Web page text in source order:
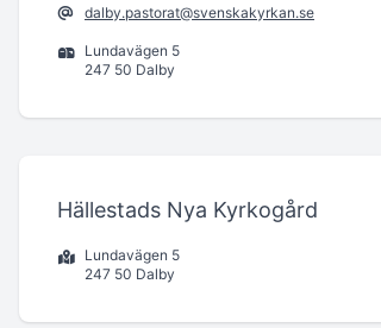
dalby.pastorat@svenskakyrkan.se
Lundavägen 5
247 50 Dalby
Hällestads Nya Kyrkogård
Lundavägen 5
247 50 Dalby